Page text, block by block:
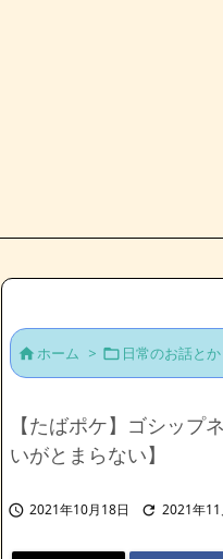
ホーム >  日常のお話とか
【たばポケ】ゴシッ
いがとまらない】
 2021年10月18日  2021年11